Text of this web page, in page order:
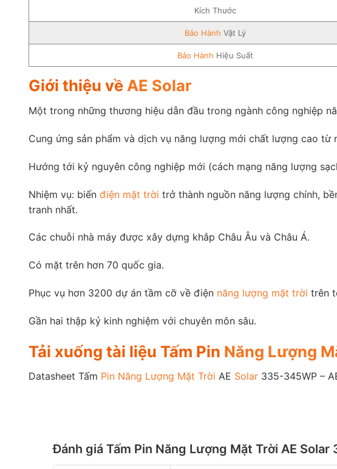
Kích Thước
Bảo Hành Vật Lý
Bảo Hành Hiệu Suất
Giới thiệu vềAE Solar
Một trong những thương hiệu dẫn đầu trong ngành công nghiệp
Cung ứng sản phẩm và dịch vụ năng lượng mới chất lượng cao từ
Hướng tới kỷ nguyên công nghiệp mới (cách mạng năng lượng
Nhiệm vụ: biến điện mặt trời trở thành nguồn năng lượng chính,
tranh nhất.
Các chuỗi nhà máy được xây dựng khắp Châu Âu và Châu Á.
Có mặt trên hơn 70 quốc gia.
Phục vụ hơn 3200 dự án tầm cỡ về điện năng lượng mặt trời trên
Gần hai thập kỷ kinh nghiệm với chuyên môn sâu.
Tải xuống tài liệu Tấm Pin Năng Lượng
Datasheet Tấm Pin Năng Lượng Mặt Trời AE Solar 335-345WP –
Đánh giá Tấm Pin Năng Lượng Mặt Trời AE